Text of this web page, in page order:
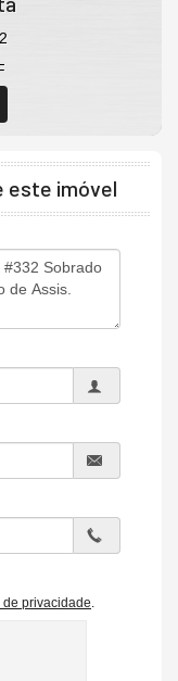
este imóvel
de privacidade